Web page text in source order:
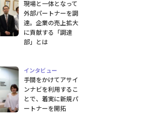
現場と一体となって
外部パートナーを調
達。企業の売上拡大
に貢献する「調達
部」とは
インタビュー
手間をかけてアサイ
ンナビを利用するこ
とで、着実に新規パ
ートナーを開拓